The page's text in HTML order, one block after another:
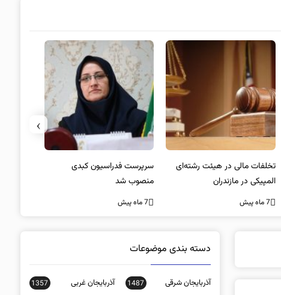
تخلفات مالی در هیئت رشته‌ای
المپیکی در مازندران
7 ماه پیش
سرپرست فدراسیون کبدی
منصوب شد
7 ماه پیش
›
دسته بندی موضوعات
آذربایجان شرقی 1487 آذربایجان غربی 1357